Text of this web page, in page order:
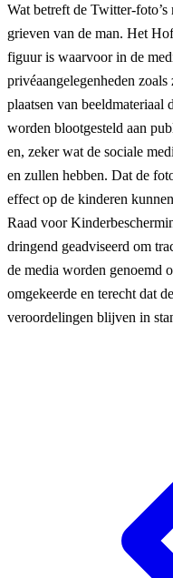
Wat betreft de Twitter-
grieven van de man. Het
figuur is waarvoor in de
privéaangelegenheden
plaatsen van
worden blootgesteld aan
en, zeker wat de sociale
en zullen hebben. Dat de
effect op de kinderen
Raad voor
dringend geadviseerd om
de media worden genoemd
omgekeerde en terecht dat
veroordelingen blijven in